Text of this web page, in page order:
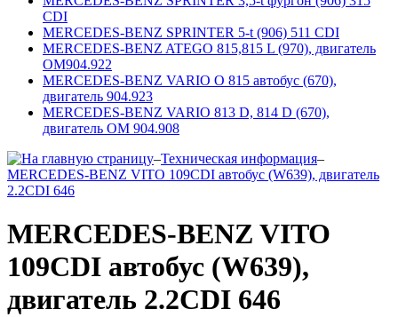
CDI
MERCEDES-BENZ SPRINTER 5-t (906) 511 CDI
MERCEDES-BENZ ATEGO 815,815 L (970), двигатель
ОМ904.922
MERCEDES-BENZ VARIO O 815 автобус (670),
двигатель 904.923
MERCEDES-BENZ VARIO 813 D, 814 D (670),
двигатель ОМ 904.908
–Техническая информация–
MERCEDES-BENZ VITO 109CDI автобус (W639), двигатель
2.2CDI 646
MERCEDES-BENZ VITO
109CDI автобус (W639),
двигатель 2.2CDI 646